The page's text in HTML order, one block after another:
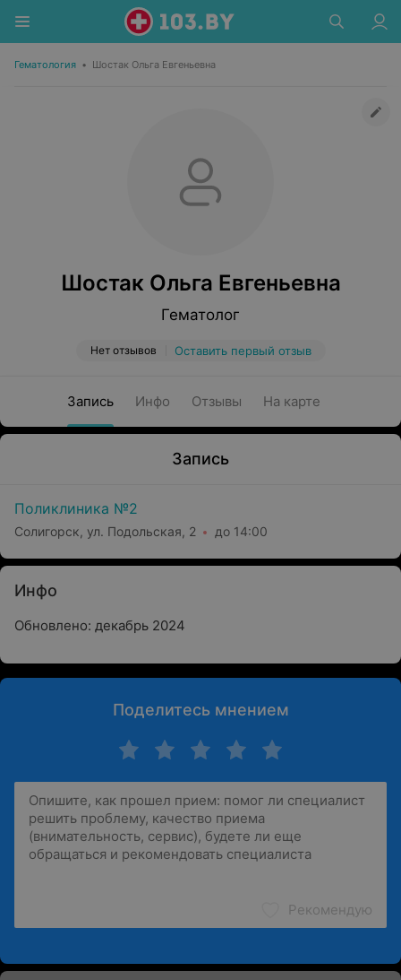
Гематология • Шостак Ольга Евгеньевна
Шостак Ольга Евгеньевна
Гематолог
Нет отзывов Оставить первый отзыв
Запись Инфо Отзывы На карте
Запись
Поликлиника №2
Солигорск, ул. Подольская, 2 до 14:00
Инфо
Обновлено: декабрь 2024
Поделитесь мнением
Рекомендую